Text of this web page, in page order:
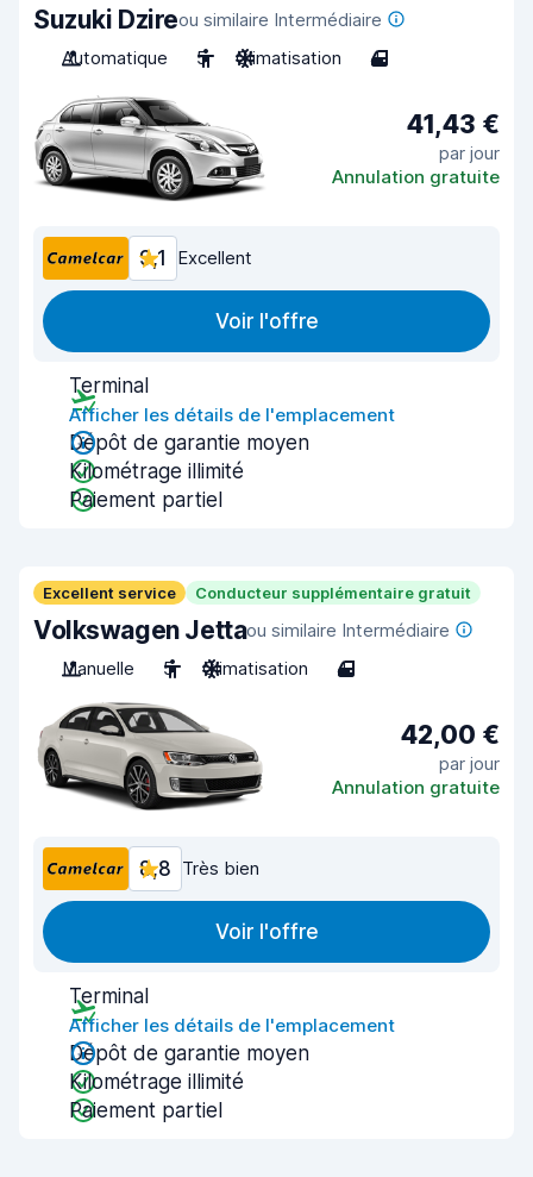
Suzuki Dzireou similaire Intermédiaire
Automatique
5 Climatisation 4
41,43 €
par jour
Annulation gratuite
9,1 Excellent
Voir l'offre
Terminal
Afficher les détails de l'emplacement
Dépôt de garantie moyen
Kilométrage illimité
Paiement partiel
Excellent service Conducteur supplémentaire gratuit
Volkswagen Jettaou similaire Intermédiaire
Manuelle
5 Climatisation 4
42,00 €
par jour
Annulation gratuite
8,8 Très bien
Voir l'offre
Terminal
Afficher les détails de l'emplacement
Dépôt de garantie moyen
Kilométrage illimité
Paiement partiel